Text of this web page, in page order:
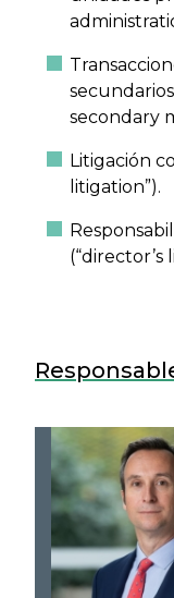
secondary
Litigación
litigation”).
(“director’s